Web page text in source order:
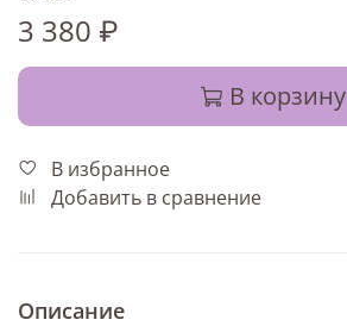
3 380 ₽
В корзину
В избранное
Добавить в сравнение
Описание